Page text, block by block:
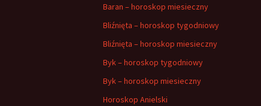
Baran – horoskop miesieczny
Bliźnięta – horoskop tygodniowy
Bliźnięta – horoskop miesieczny
Byk – horoskop tygodniowy
Byk – horoskop miesieczny
Horoskop Anielski